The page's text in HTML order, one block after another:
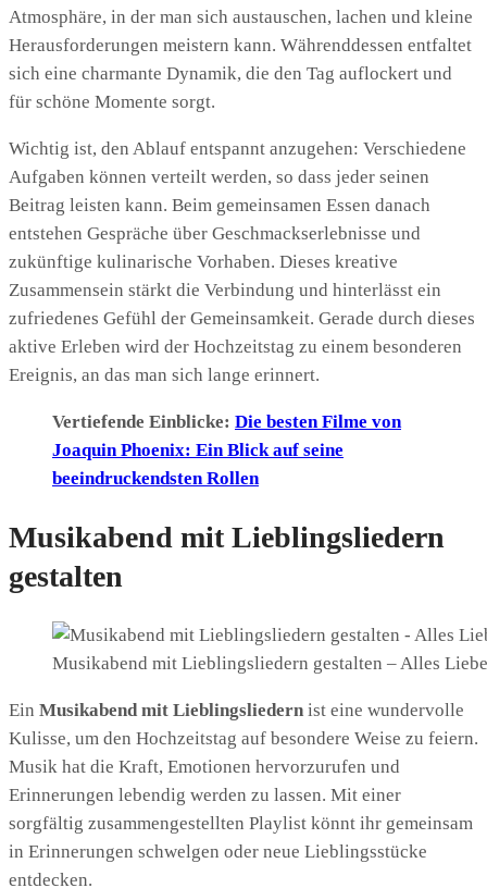
Atmosphäre, in der man sich austauschen, lachen und kleine
Herausforderungen meistern kann. Währenddessen entfaltet
sich eine charmante Dynamik, die den Tag auflockert und
für schöne Momente sorgt.
Wichtig ist, den Ablauf entspannt anzugehen: Verschiedene
Aufgaben können verteilt werden, so dass jeder seinen
Beitrag leisten kann. Beim gemeinsamen Essen danach
entstehen Gespräche über Geschmackserlebnisse und
zukünftige kulinarische Vorhaben. Dieses kreative
Zusammensein stärkt die Verbindung und hinterlässt ein
zufriedenes Gefühl der Gemeinsamkeit. Gerade durch dieses
aktive Erleben wird der Hochzeitstag zu einem besonderen
Ereignis, an das man sich lange erinnert.
Vertiefende Einblicke: Die besten Filme von
Joaquin Phoenix: Ein Blick auf seine
beeindruckendsten Rollen
Musikabend mit Lieblingsliedern
gestalten
Musikabend mit Lieblingsliedern gestalten – Alles
Ein Musikabend mit Lieblingsliedern ist eine wundervolle
Kulisse, um den Hochzeitstag auf besondere Weise zu feiern.
Musik hat die Kraft, Emotionen hervorzurufen und
Erinnerungen lebendig werden zu lassen. Mit einer
sorgfältig zusammengestellten Playlist könnt ihr gemeinsam
in Erinnerungen schwelgen oder neue Lieblingsstücke
entdecken.